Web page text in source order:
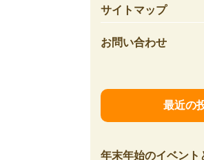
サイトマップ
お問い合わせ
最近の
年末年始のイベント